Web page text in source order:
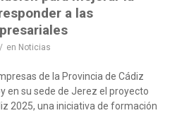
a las
/ en Noticias
de la Provincia de Cádiz
en su sede de Jerez el proyecto
2025, una iniciativa de formación